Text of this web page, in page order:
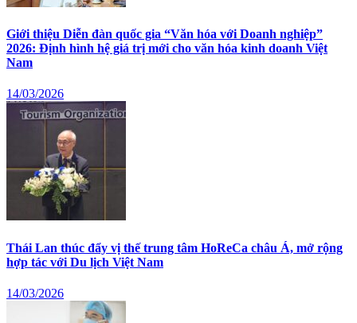
Giới thiệu Diễn đàn quốc gia “Văn hóa với Doanh nghiệp”
2026: Định hình hệ giá trị mới cho văn hóa kinh doanh Việt
Nam
14/03/2026
Thái Lan thúc đẩy vị thế trung tâm HoReCa châu Á, mở rộng
hợp tác với Du lịch Việt Nam
14/03/2026